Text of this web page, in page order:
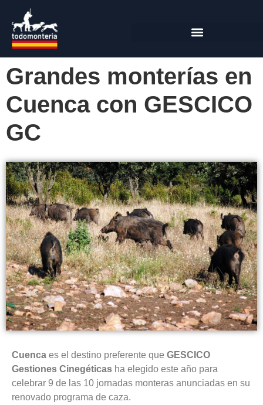
Grandes monterías en
Cuenca con GESCICO
GC
Cuenca es el destino preferente que GESCICO
Gestiones Cinegéticas ha elegido este año para
celebrar 9 de las 10 jornadas monteras anunciadas en su
renovado programa de caza.